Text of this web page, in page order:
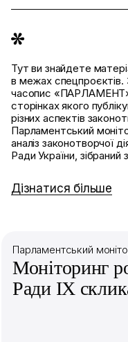
Тут ви знайдете
в межах
часопис «ПАРЛАМЕНТ»
сторінках якого
різних аспектів
Парламентський
аналіз законотворчої
Ради України, зібраний
Дізнатися більше
Парламентський
Моніторинг
Ради IX